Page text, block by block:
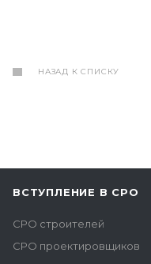
НАЗАД К СПИСКУ
ВСТУПЛЕНИЕ В СРО
СРО строителей
СРО проектировщиков